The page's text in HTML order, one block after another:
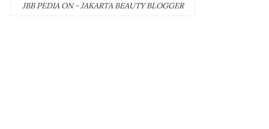
JBB PEDIA ON - JAKARTA BEAUTY BLOGGER